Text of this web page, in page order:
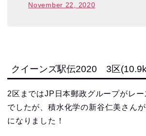
November 22, 2020
クイーンズ駅伝2020 3区
2区まではJP日本郵政グループがレ
でしたが、積水化学の新谷仁美さん
になりました！